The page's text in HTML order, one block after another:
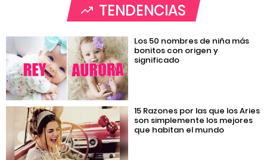
TENDENCIAS
Los 50 nombres de niña más
bonitos con origen y
significado
15 Razones por las que los Aries
son simplemente los mejores
que habitan el mundo